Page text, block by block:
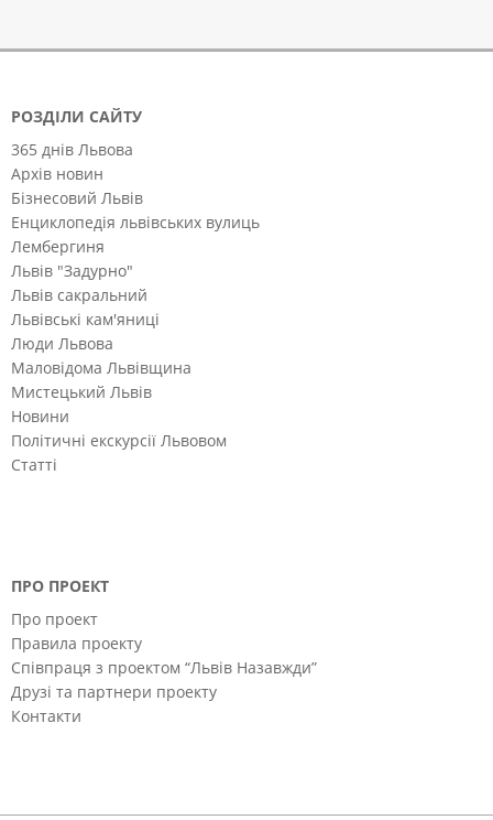
РОЗДІЛИ САЙТУ
365 днів Львова
Архів новин
Бізнесовий Львів
Енциклопедія львівських вулиць
Лембергиня
Львів "Задурно"
Львів сакральний
Львівські кам'яниці
Люди Львова
Маловідома Львівщина
Мистецький Львів
Новини
Політичні екскурсії Львовом
Статті
ПРО ПРОЕКТ
Про проект
Правила проекту
Співпраця з проектом “Львів Назавжди”
Друзі та партнери проекту
Контакти